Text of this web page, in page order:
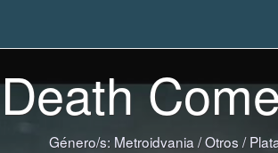
Death
Género/s: Metroidvania /Otros /